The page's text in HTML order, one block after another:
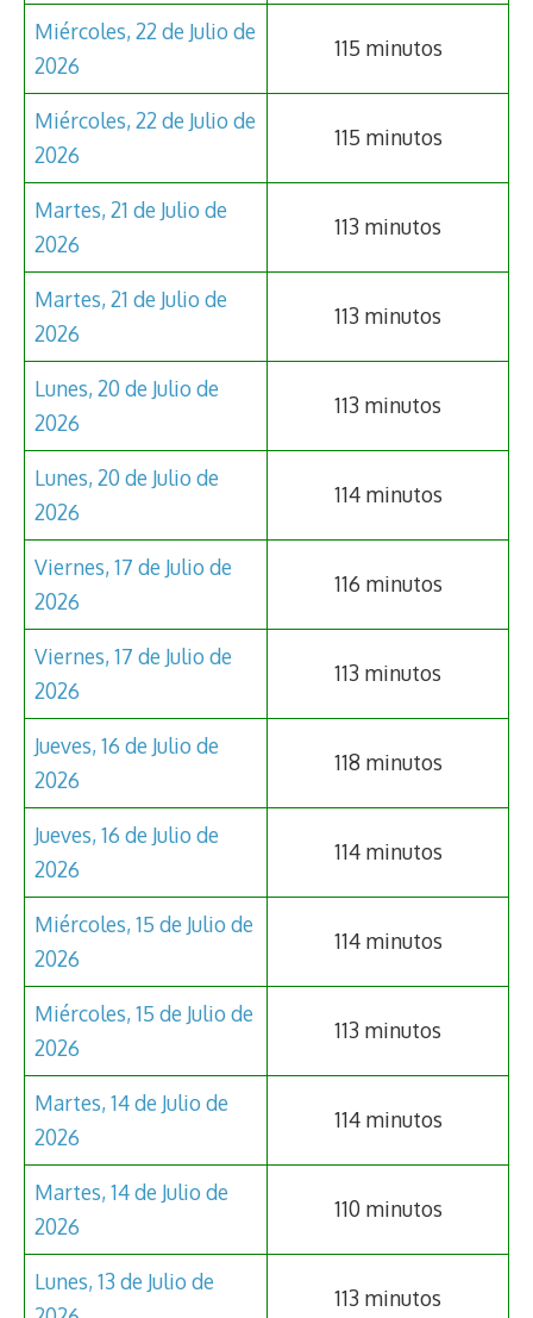
Miércoles, 22 de Julio de
2026
115 minutos
Miércoles, 22 de Julio de
2026
115 minutos
Martes, 21 de Julio de
2026
113 minutos
Martes, 21 de Julio de
2026
113 minutos
Lunes, 20 de Julio de
2026
113 minutos
Lunes, 20 de Julio de
2026
114 minutos
Viernes, 17 de Julio de
2026
116 minutos
Viernes, 17 de Julio de
2026
113 minutos
Jueves, 16 de Julio de
2026
118 minutos
Jueves, 16 de Julio de
2026
114 minutos
Miércoles, 15 de Julio de
2026
114 minutos
Miércoles, 15 de Julio de
2026
113 minutos
Martes, 14 de Julio de
2026
114 minutos
Martes, 14 de Julio de
2026
110 minutos
Lunes, 13 de Julio de
113 minutos